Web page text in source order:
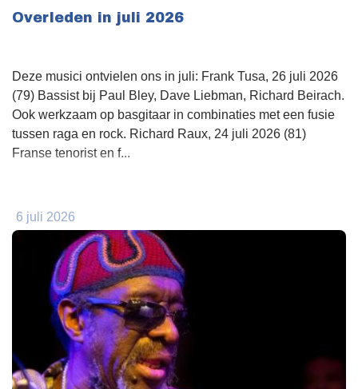
Overleden in juli 2026
Deze musici ontvielen ons in juli: Frank Tusa, 26 juli 2026
(79) Bassist bij Paul Bley, Dave Liebman, Richard Beirach.
Ook werkzaam op basgitaar in combinaties met een fusie
tussen raga en rock. Richard Raux, 24 juli 2026 (81)
Franse tenorist en f...
6 juli 2026